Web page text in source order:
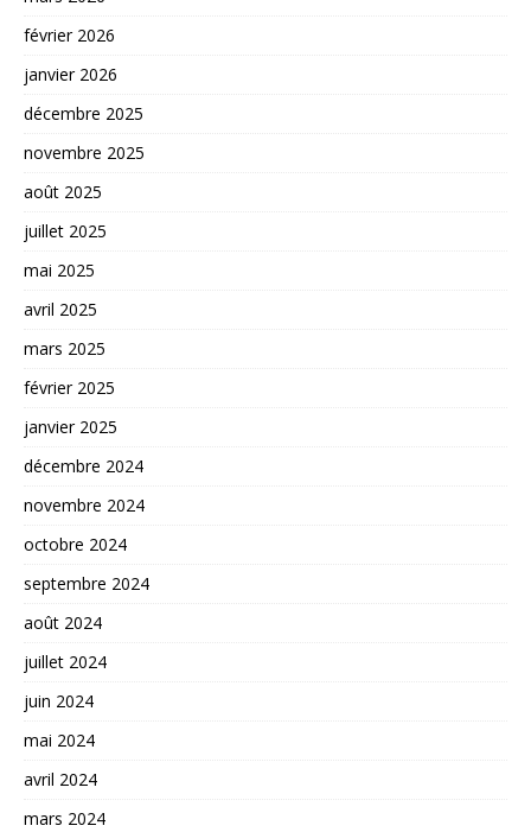
février 2026
janvier 2026
décembre 2025
novembre 2025
août 2025
juillet 2025
mai 2025
avril 2025
mars 2025
février 2025
janvier 2025
décembre 2024
novembre 2024
octobre 2024
septembre 2024
août 2024
juillet 2024
juin 2024
mai 2024
avril 2024
mars 2024